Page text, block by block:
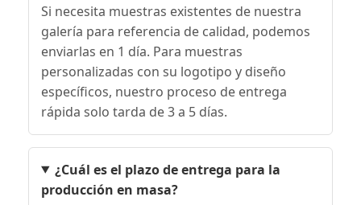
Si necesita muestras existentes de nuestra
galería para referencia de calidad, podemos
enviarlas en 1 día. Para muestras
personalizadas con su logotipo y diseño
específicos, nuestro proceso de entrega
rápida solo tarda de 3 a 5 días.
¿Cuál es el plazo de entrega para la
producción en masa?